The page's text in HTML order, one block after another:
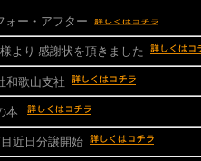
ー・アフター
より 感謝状を頂きました
歌山支社
本
近日分譲開始